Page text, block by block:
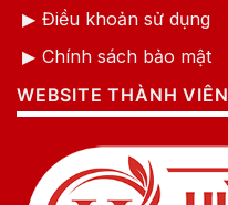
Điều khoản sử dụng
Chính sách bảo mật
WEBSITE THÀNH VIÊN